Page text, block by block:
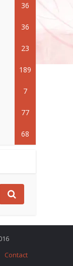
36
36
23
189
7
77
68
Contact